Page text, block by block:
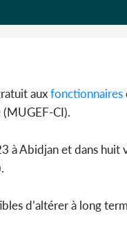
auxfonctionnaires
CI).
à Abidjan et dans
d’altérer à long